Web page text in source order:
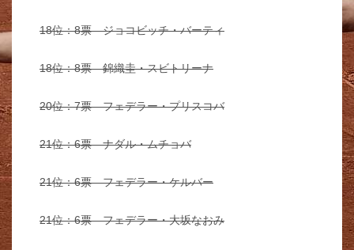
18位：8票 ジョコビッチ・バーティ
18位：8票 錦織圭・スビトリーナ
20位：7票 フェデラー・プリスコバ
21位：6票 ナダル・ムチョバ
21位：6票 フェデラー・ケルバー
21位：6票 フェデラー・大坂なおみ